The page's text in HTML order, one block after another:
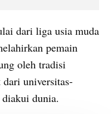
dari liga usia muda
pemain
oleh tradisi
universitas-
dunia.